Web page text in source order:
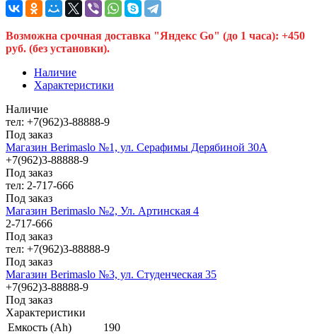
Возможна срочная доставка "Яндекс Go" (до 1 часа): +450
руб. (без установки).
Наличие
Характеристики
Наличие
тел: +7(962)3-88888-9
Под заказ
Магазин Berimaslo №1, ул. Серафимы Дерябиной 30А
+7(962)3-88888-9
Под заказ
тел: 2-717-666
Под заказ
Магазин Berimaslo №2, Ул. Артинская 4
2-717-666
Под заказ
тел: +7(962)3-88888-9
Под заказ
Магазин Berimaslo №3, ул. Студенческая 35
+7(962)3-88888-9
Под заказ
Характеристики
Емкость (Ah)
190